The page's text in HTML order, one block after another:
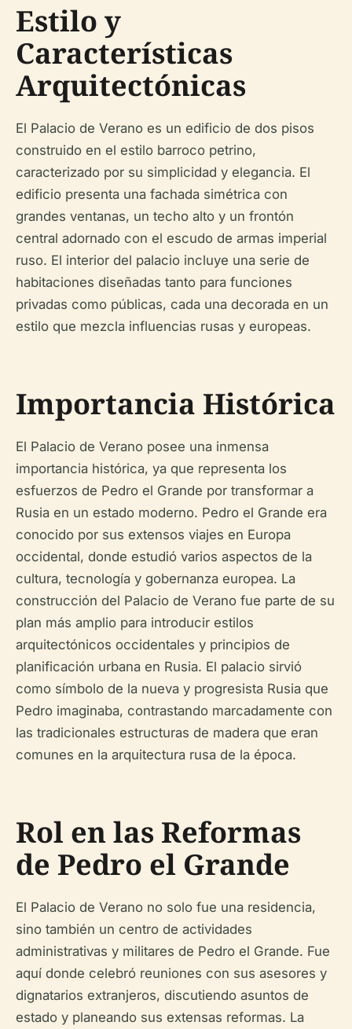
Estilo y
Características
Arquitectónicas
El Palacio de Verano es un edificio de dos pisos
construido en el estilo barroco petrino,
caracterizado por su simplicidad y elegancia. El
edificio presenta una fachada simétrica con
grandes ventanas, un techo alto y un frontón
central adornado con el escudo de armas imperial
ruso. El interior del palacio incluye una serie de
habitaciones diseñadas tanto para funciones
privadas como públicas, cada una decorada en un
estilo que mezcla influencias rusas y europeas.
Importancia Histórica
El Palacio de Verano posee una inmensa
importancia histórica, ya que representa los
esfuerzos de Pedro el Grande por transformar a
Rusia en un estado moderno. Pedro el Grande era
conocido por sus extensos viajes en Europa
occidental, donde estudió varios aspectos de la
cultura, tecnología y gobernanza europea. La
construcción del Palacio de Verano fue parte de su
plan más amplio para introducir estilos
arquitectónicos occidentales y principios de
planificación urbana en Rusia. El palacio sirvió
como símbolo de la nueva y progresista Rusia que
Pedro imaginaba, contrastando marcadamente con
las tradicionales estructuras de madera que eran
comunes en la arquitectura rusa de la época.
Rol en las Reformas
de Pedro el Grande
El Palacio de Verano no solo fue una residencia,
sino también un centro de actividades
administrativas y militares de Pedro el Grande. Fue
aquí donde celebró reuniones con sus asesores y
dignatarios extranjeros, discutiendo asuntos de
estado y planeando sus extensas reformas. La